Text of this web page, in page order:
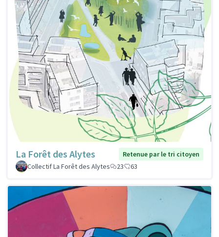
La Forêt des Alytes
Retenue par le tri citoyen
Collectif La Forêt des Alytes
23 63